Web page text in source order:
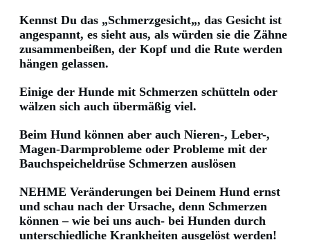
Kennst Du das „Schmerzgesicht„, das Gesicht ist
angespannt, es sieht aus, als würden sie die Zähne
zusammenbeißen, der Kopf und die Rute werden
hängen gelassen.
Einige der Hunde mit Schmerzen schütteln oder
wälzen sich auch übermäßig viel.
Beim Hund können aber auch Nieren-, Leber-,
Magen-Darmprobleme oder Probleme mit der
Bauchspeicheldrüse Schmerzen auslösen
NEHME Veränderungen bei Deinem Hund ernst
und schau nach der Ursache, denn Schmerzen
können – wie bei uns auch- bei Hunden durch
unterschiedliche Krankheiten ausgelöst werden!